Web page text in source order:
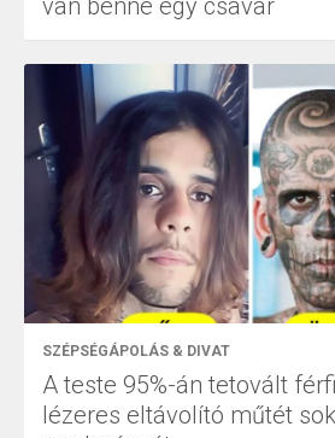
van benne egy csavar
SZÉPSÉGÁPOLÁS & DIVAT
A teste 95%-án tetovált
lézeres eltávolító műtét